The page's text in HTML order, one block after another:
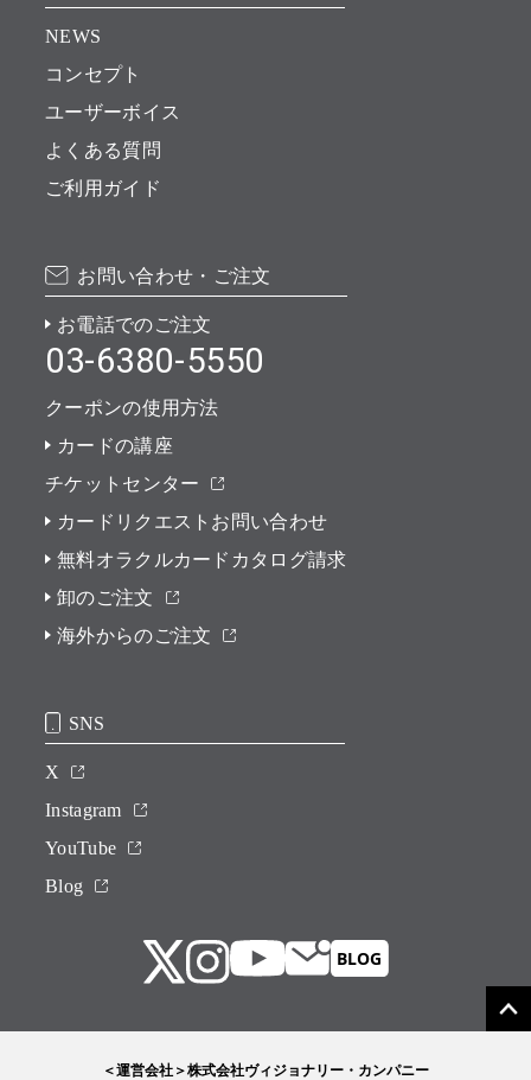
NEWS
コンセプト
ユーザーボイス
よくある質問
ご利用ガイド
お問い合わせ・ご注文
お電話でのご注文
03-6380-5550
クーポンの使用方法
カードの講座
チケットセンター
カードリクエストお問い合わせ
無料オラクルカードカタログ請求
卸のご注文
海外からのご注文
SNS
X
Instagram
YouTube
Blog
＜運営会社＞株式会社ヴィジョナリー・カンパニー